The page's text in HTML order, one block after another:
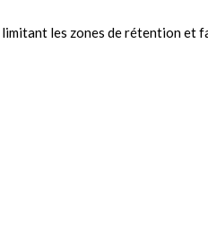
les zones de rétention et